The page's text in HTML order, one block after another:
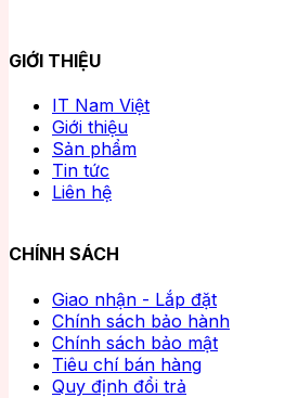
GIỚI THIỆU
IT Nam Việt
Giới thiệu
Sản phẩm
Tin tức
Liên hệ
CHÍNH SÁCH
Giao nhận - Lắp đặt
Chính sách bảo hành
Chính sách bảo mật
Tiêu chí bán hàng
Quy định đổi trả